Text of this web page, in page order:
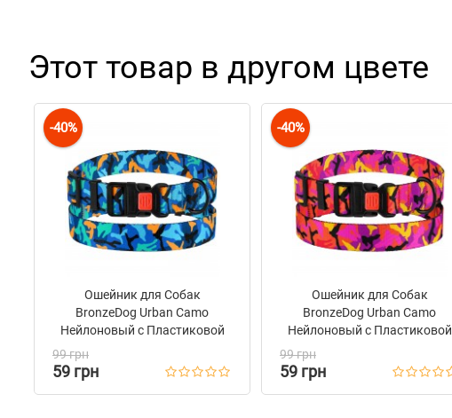
Этот товар в другом цвете
-40%
Ошейник для Собак
BronzeDog Urban Camo
Нейлоновый c Пластиковой
99 грн
59 грн
-40%
Ошейник для Собак
BronzeDog Urban Camo
Нейлоновый c Пластиковой
99 грн
59 грн